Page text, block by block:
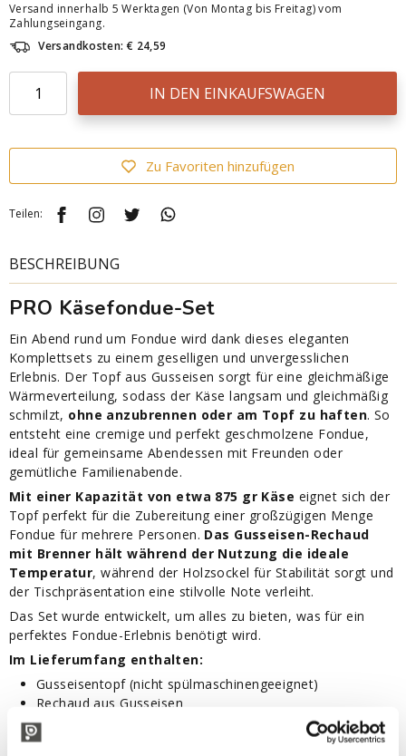
Versand innerhalb 5 Werktagen (Von Montag bis Freitag) vom
Zahlungseingang.
Versandkosten: € 24,59
IN DEN EINKAUFSWAGEN
Zu Favoriten hinzufügen
Teilen:
BESCHREIBUNG
PRO Käsefondue-Set
Ein Abend rund um Fondue wird dank dieses eleganten
Komplettsets zu einem geselligen und unvergesslichen
Erlebnis. Der Topf aus Gusseisen sorgt für eine gleichmäßige
Wärmeverteilung, sodass der Käse langsam und gleichmäßig
schmilzt, ohne anzubrennen oder am Topf zu haften. So
entsteht eine cremige und perfekt geschmolzene Fondue,
ideal für gemeinsame Abendessen mit Freunden oder
gemütliche Familienabende.
Mit einer Kapazität von etwa 875 gr Käse eignet sich der
Topf perfekt für die Zubereitung einer großzügigen Menge
Fondue für mehrere Personen. Das Gusseisen-Rechaud
mit Brenner hält während der Nutzung die ideale
Temperatur, während der Holzsockel für Stabilität sorgt und
der Tischpräsentation eine stilvolle Note verleiht.
Das Set wurde entwickelt, um alles zu bieten, was für ein
perfektes Fondue-Erlebnis benötigt wird.
Im Lieferumfang enthalten:
Gusseisentopf (nicht spülmaschinengeeignet)
Rechaud aus Gusseisen
Brenner
Holzsockel